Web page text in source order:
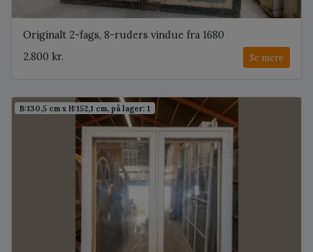
Originalt 2-fags, 8-ruders vindue fra 1680
2.800 kr.
Se mere
B:130,5 cm x H:152,1 cm, på lager: 1